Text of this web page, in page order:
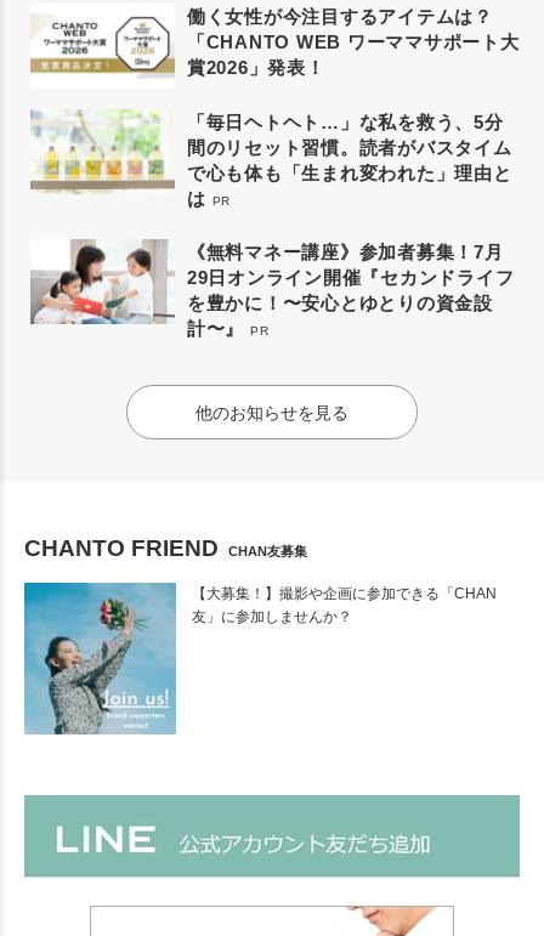
働く女性が今注目するアイテムは？
「CHANTO WEB ワーママサポート大
賞2026」発表！
「毎日ヘトヘト…」な私を救う、5分
間のリセット習慣。読者がバスタイム
で心も体も「生まれ変われた」理由と
は PR
《無料マネー講座》参加者募集！7月
29日オンライン開催『セカンドライフ
を豊かに！〜安心とゆとりの資金設
計〜』
PR
他のお知らせを見る
CHANTO FRIEND CHAN友募集
【大募集！】撮影や企画に参加できる「CHAN
友」に参加しませんか？